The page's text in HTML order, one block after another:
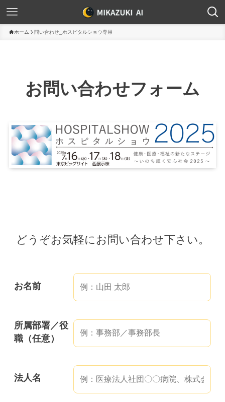
ホーム 問い合わせ_ホスピタルショウ専用
お問い合わせフォーム
どうぞお気軽にお問い合わせ下さい。
お名前
所属部署／役
職（任意）
法人名